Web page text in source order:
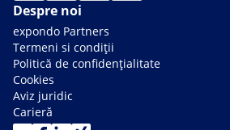
Despre noi
expondo Partners
Termeni si condiții
Politică de confidențialitate
Cookies
Aviz juridic
Carieră